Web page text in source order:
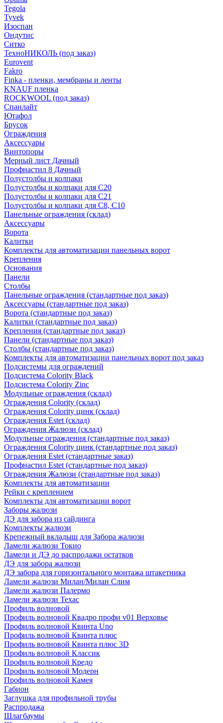
Tegola
Tyvek
Изоспан
Ондутис
Ситко
ТехноНИКОЛЬ (под заказ)
Eurovent
Fakro
Finka - пленки, мембраны и ленты
KNAUF пленка
ROCKWOOL (под заказ)
Спанлайт
Ютафол
Брусок
Ограждения
Аксессуары
Винтопоры
Мерный лист Дачный
Профнастил 8 Дачный
Полустолбы и колпаки
Полустолбы и колпаки для С20
Полустолбы и колпаки для С21
Полустолбы и колпаки для С8, С10
Панельные ограждения (склад)
Аксессуары
Ворота
Калитки
Комплекты для автоматизации панельных ворот
Крепления
Основания
Панели
Столбы
Панельные ограждения (стандартные под заказ)
Аксессуары (стандартные под заказ)
Ворота (стандартные под заказ)
Калитки (стандартные под заказ)
Крепления (стандартные под заказ)
Панели (стандартные под заказ)
Столбы (стандартные под заказ)
Комплекты для автоматизации панельных ворот под заказ
Подсистемы для ограждений
Подсистема Colority Black
Подсистема Colority Zinc
Модульные ограждения (склад)
Ограждения Colority (склад)
Ограждения Colority цинк (склад)
Ограждения Estet (склад)
Ограждения Жалюзи (склад)
Модульные ограждения (стандартные под заказ)
Ограждения Colority цинк (стандартные под заказ)
Ограждения Estet (стандартные заказ)
Профнастил Estet (стандартные под заказ)
Ограждения Жалюзи (стандартные под заказ)
Комплекты для автоматизации
Рейки с креплением
Комплекты для автоматизации ворот
Заборы жалюзи
ДЭ для забора из сайдинга
Комплекты жалюзи
Крепежный вкладыш для Забора жалюзи
Ламели жалюзи Токио
Ламели и ДЭ до распродажи остатков
ДЭ для забора жалюзи
ДЭ забора для горизонтального монтажа штакетника
Ламели жалюзи Милан/Милан Слим
Ламели жалюзи Палермо
Ламели жалюзи Техас
Профиль волновой
Профиль волновой Квадро профи v01 Верховье
Профиль волновой Квинта Uno
Профиль волновой Квинта плюс
Профиль волновой Квинта плюс 3D
Профиль волновой Классик
Профиль волновой Кредо
Профиль волновой Модерн
Профиль волновой Камея
Габион
Заглушка для профильной трубы
Распродажа
Шлагбаумы